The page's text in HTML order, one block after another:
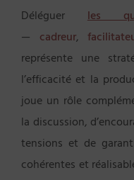
Déléguer les
— cadreur,
représente une
l’efficacité et la
joue un rôle
la discussion,
tensions et de
cohérentes et